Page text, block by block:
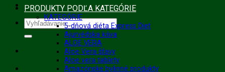
Hľadať:
PRODUKTY PODĽA KATEGÓRIE
KATEGÓRIE
5-dňová diéta Express Diet
Ajurvédska káva
ALOE VERA
Aloe Vera šťavy
Aloe vera tablety
Amazónske bylinné produkty